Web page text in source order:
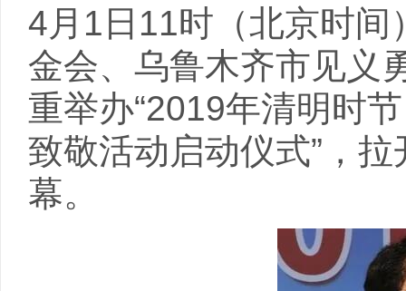
4月1日11时（北京时
金会、乌鲁木齐市见义
重举办“2019年清明时
致敬活动启动仪式”，
幕。